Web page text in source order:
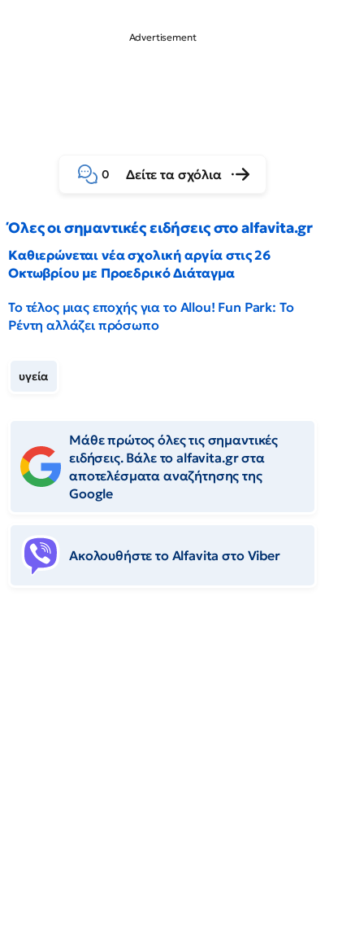
0 Δείτε τα σχόλια
Όλες οι σημαντικές ειδήσεις στο alfavita.gr
Καθιερώνεται νέα σχολική αργία στις 26
Οκτωβρίου με Προεδρικό Διάταγμα
Το τέλος μιας εποχής για το Allou! Fun Park: Το
Ρέντη αλλάζει πρόσωπο
υγεία
Μάθε πρώτος όλες τις σημαντικές
ειδήσεις. Βάλε το alfavita.gr στα
αποτελέσματα αναζήτησης της
Google
Ακολουθήστε το Αlfavita στο Viber